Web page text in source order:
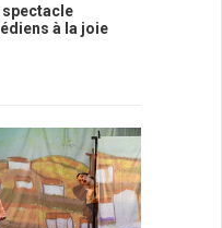
spectacle
à la joie